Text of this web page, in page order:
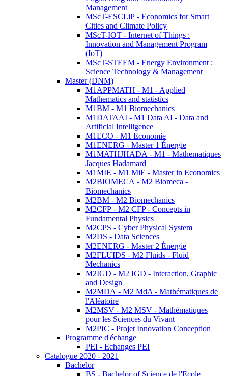
Management
MScT-ESCLiP - Economics for Smart
Cities and Climate Policy
MScT-IOT - Internet of Things :
Innovation and Management Program
(IoT)
MScT-STEEM - Energy Environment :
Science Technology & Management
Master (DNM)
M1APPMATH - M1 - Applied
Mathematics and statistics
M1BM - M1 Biomechanics
M1DATAAI - M1 Data AI - Data and
Artificial Intelligence
M1ECO - M1 Economie
M1ENERG - Master 1 Énergie
M1MATHJHADA - M1 - Mathematiques
Jacques Hadamard
M1MIE - M1 MiE - Master in Economics
M2BIOMECA - M2 Biomeca -
Biomechanics
M2BM - M2 Biomechanics
M2CFP - M2 CFP - Concepts in
Fundamental Physics
M2CPS - Cyber Physical System
M2DS - Data Sciences
M2ENERG - Master 2 Énergie
M2FLUIDS - M2 Fluids - Fluid
Mechanics
M2IGD - M2 IGD - Interaction, Graphic
and Design
M2MDA - M2 MdA - Mathématiques de
l'Aléatoire
M2MSV - M2 MSV - Mathématiques
pour les Sciences du Vivant
M2PIC - Projet Innovation Conception
Programme d'échange
PEI - Echanges PEI
Catalogue 2020 - 2021
Bachelor
BS - Bachelor of Science de l'Ecole